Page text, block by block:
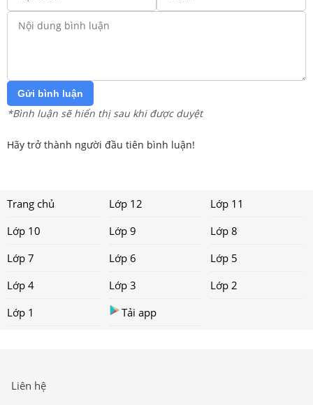
Gửi bình luận
*Bình luận sẽ hiển thị sau khi được duyệt
Hãy trở thành người đầu tiên bình luận!
Trang chủ Lớp 12
Lớp 11
Lớp 10
Lớp 9
Lớp 8
Lớp 7
Lớp 6
Lớp 5
Lớp 4
Lớp 3
Lớp 2
Lớp 1
Tải app
Liên hệ